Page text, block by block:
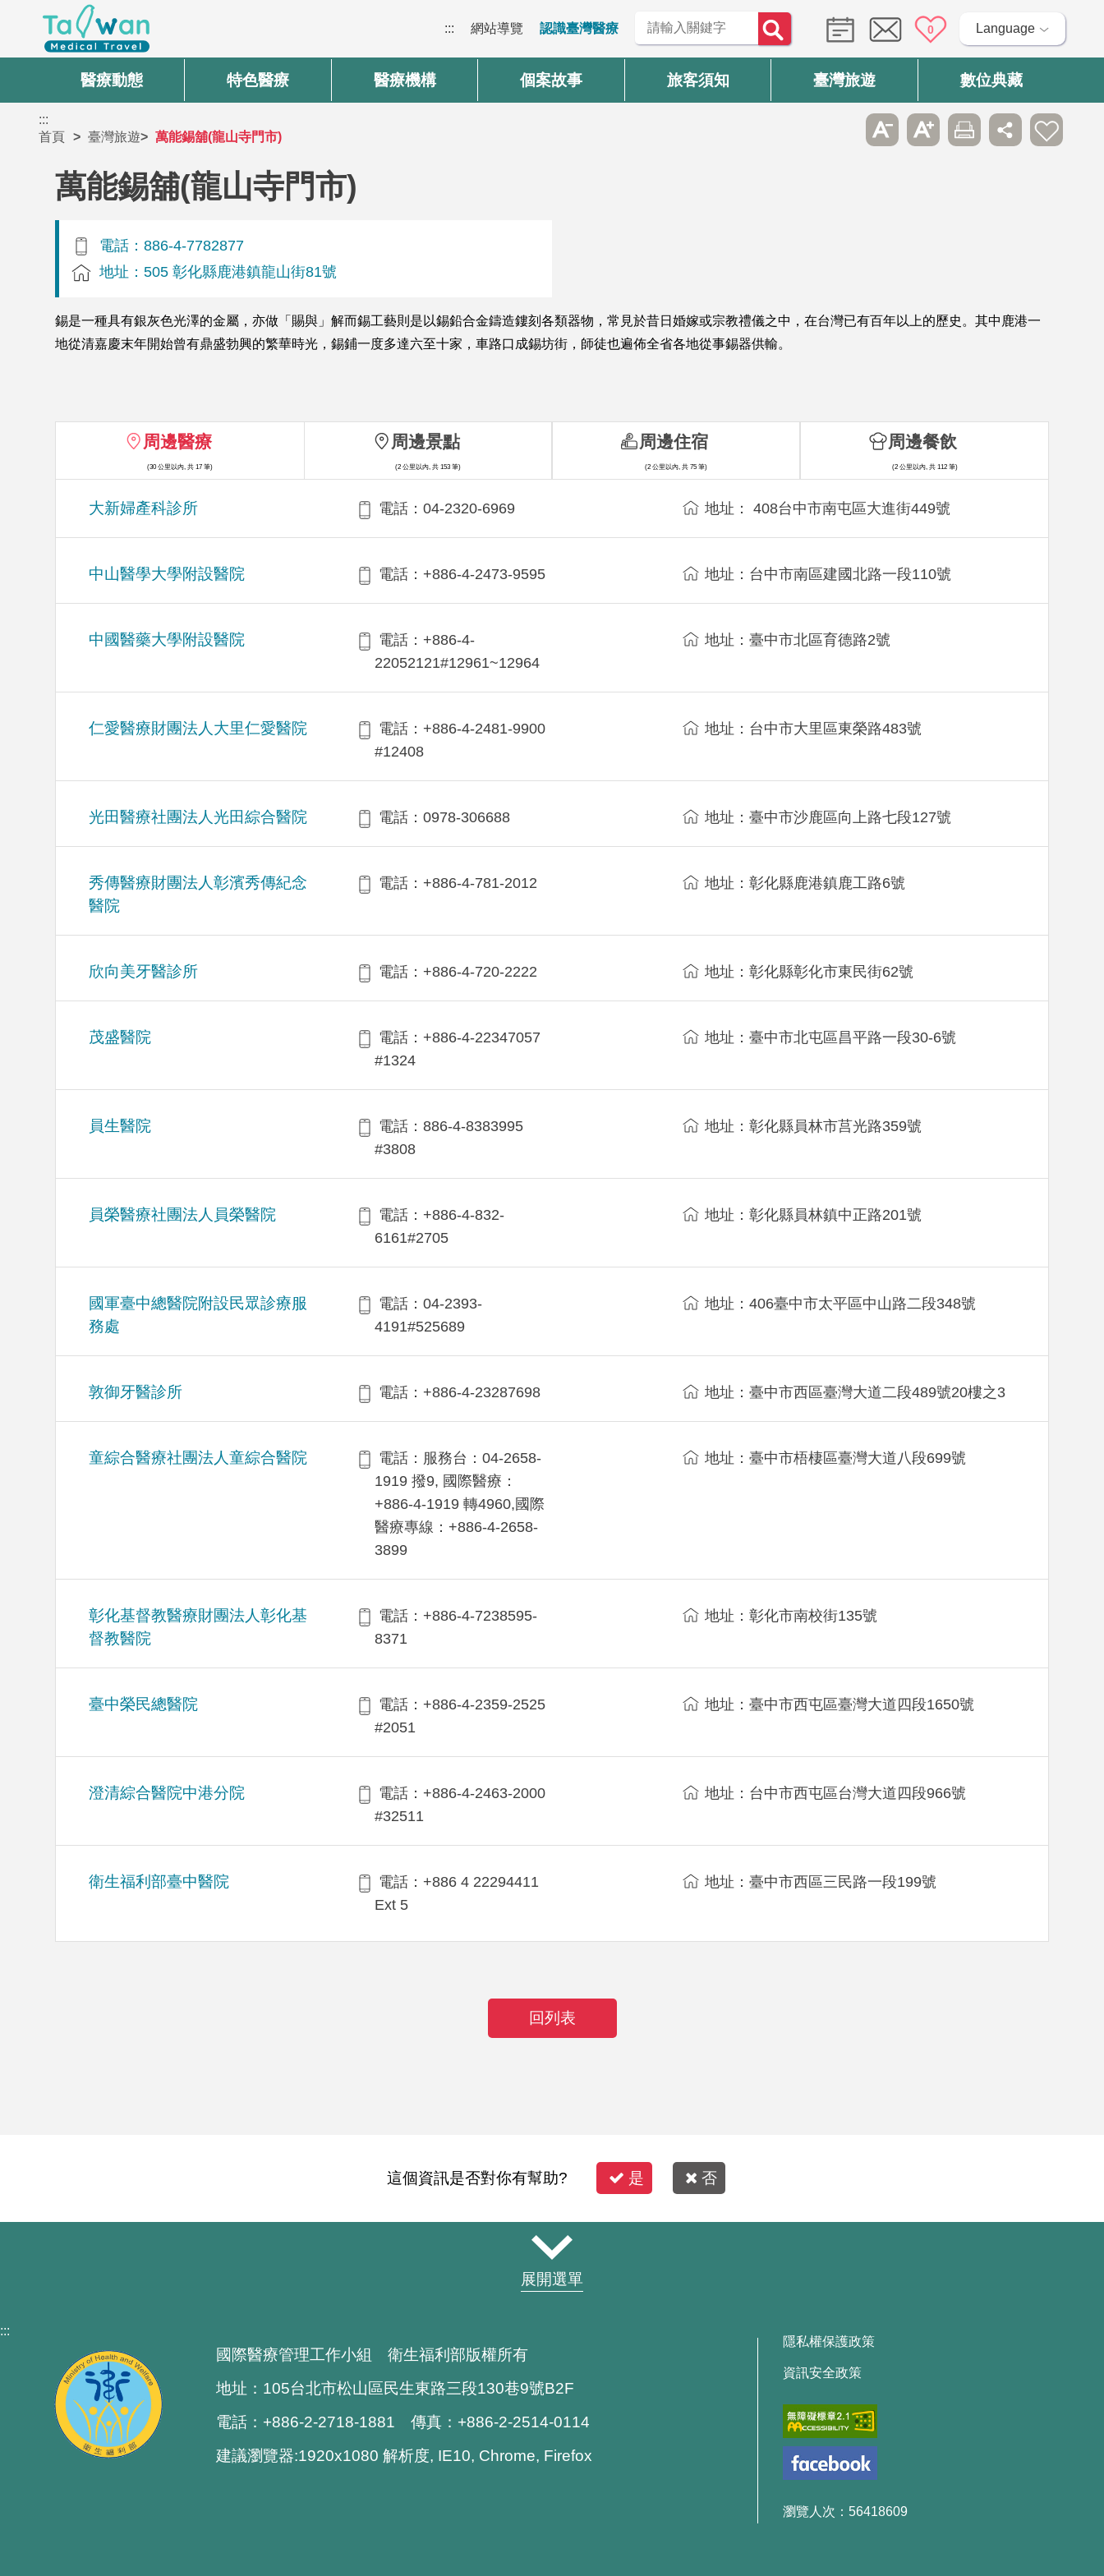
::: 網站導覽 認識臺灣醫療 0 Language
醫療動態 特色醫療 醫療機構 個案故事 旅客須知 臺灣旅遊 數位典藏
:::
首頁
臺灣旅遊 萬能錫舖(龍山寺門市)
萬能錫舖(龍山寺門市)
電話：886-4-7782877
地址：505 彰化縣鹿港鎮龍山街81號
錫是一種具有銀灰色光澤的金屬，亦做「賜與」解而錫工藝則是以錫鉛合金鑄造鏤刻各類器物，常見於昔日婚嫁或宗教禮儀之中，在台灣已有百年以上的歷史。其中鹿港一
地從清嘉慶末年開始曾有鼎盛勃興的繁華時光，錫鋪一度多達六至十家，車路口成錫坊街，師徒也遍佈全省各地從事錫器供輸。
周邊醫療
(30 公里以內, 共 17 筆)
大新婦產科診所 電話：04-2320-6969 地址： 408台中市南屯區大進街449號
中山醫學大學附設醫院 電話：+886-4-2473-9595 地址：台中市南區建國北路一段110號
中國醫藥大學附設醫院
電話：+886-4-
22052121#12961~12964
地址：臺中市北區育德路2號
仁愛醫療財團法人大里仁愛醫院
電話：+886-4-2481-9900
#12408
地址：台中市大里區東榮路483號
光田醫療社團法人光田綜合醫院 電話：0978-306688 地址：臺中市沙鹿區向上路七段127號
秀傳醫療財團法人彰濱秀傳紀念
醫院
電話：+886-4-781-2012 地址：彰化縣鹿港鎮鹿工路6號
欣向美牙醫診所 電話：+886-4-720-2222 地址：彰化縣彰化市東民街62號
茂盛醫院
電話：+886-4-22347057
#1324
地址：臺中市北屯區昌平路一段30-6號
員生醫院
電話：886-4-8383995
#3808
地址：彰化縣員林市莒光路359號
員榮醫療社團法人員榮醫院
電話：+886-4-832-
6161#2705
地址：彰化縣員林鎮中正路201號
國軍臺中總醫院附設民眾診療服
務處
電話：04-2393-
4191#525689
地址：406臺中市太平區中山路二段348號
敦御牙醫診所 電話：+886-4-23287698 地址：臺中市西區臺灣大道二段489號20樓之3
童綜合醫療社團法人童綜合醫院
電話：服務台：04-2658-
1919 撥9, 國際醫療：
+886-4-1919 轉4960,國際
醫療專線：+886-4-2658-
3899
地址：臺中市梧棲區臺灣大道八段699號
彰化基督教醫療財團法人彰化基
督教醫院
電話：+886-4-7238595-
8371
地址：彰化市南校街135號
臺中榮民總醫院
電話：+886-4-2359-2525
#2051
地址：臺中市西屯區臺灣大道四段1650號
澄清綜合醫院中港分院
電話：+886-4-2463-2000
#32511
地址：台中市西屯區台灣大道四段966號
衛生福利部臺中醫院
電話：+886 4 22294411
Ext 5
地址：臺中市西區三民路一段199號
周邊景點
(2 公里以內, 共 153 筆)
周邊住宿
(2 公里以內, 共 75 筆)
周邊餐飲
(2 公里以內, 共 112 筆)
回列表
這個資訊是否對你有幫助? 是 否
展開選單
:::
國際醫療管理工作小組 衛生福利部版權所有
地址：105台北市松山區民生東路三段130巷9號B2F
電話：+886-2-2718-1881 傳真：+886-2-2514-0114
建議瀏覽器:1920x1080 解析度, IE10, Chrome, Firefox
隱私權保護政策
資訊安全政策
瀏覽人次：56418609